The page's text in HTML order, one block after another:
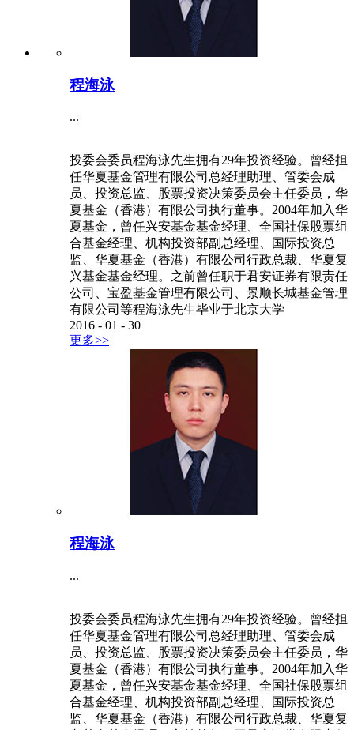
程海泳
...
投委会委员程海泳先生拥有29年投资经验。曾经担
任华夏基金管理有限公司总经理助理、管委会成
员、投资总监、股票投资决策委员会主任委员，华
夏基金（香港）有限公司执行董事。2004年加入华
夏基金，曾任兴安基金基金经理、全国社保股票组
合基金经理、机构投资部副总经理、国际投资总
监、华夏基金（香港）有限公司行政总裁、华夏复
兴基金基金经理。之前曾任职于君安证券有限责任
公司、宝盈基金管理有限公司、景顺长城基金管理
有限公司等程海泳先生毕业于北京大学
2016 - 01 - 30
更多>>
程海泳
...
投委会委员程海泳先生拥有29年投资经验。曾经担
任华夏基金管理有限公司总经理助理、管委会成
员、投资总监、股票投资决策委员会主任委员，华
夏基金（香港）有限公司执行董事。2004年加入华
夏基金，曾任兴安基金基金经理、全国社保股票组
合基金经理、机构投资部副总经理、国际投资总
监、华夏基金（香港）有限公司行政总裁、华夏复